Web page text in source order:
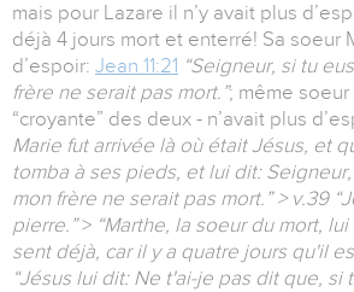
mais pour Lazare il n’y avait plus
déjà 4 jours mort et enterré! Sa soeur
d’espoir: Jean 11:21 “Seigneur, si tu
frère ne serait pas mort.”; même
“croyante” des deux - n’avait plus
Marie fut arrivée là où était Jésus, et
tomba à ses pieds, et lui dit:
mon frère ne serait pas mort.” > v.39
pierre.”> “Marthe, la soeur du mort,
sent déjà, car il y a quatre jours qu'il
“Jésus lui dit: Ne t'ai-je pas dit que, si